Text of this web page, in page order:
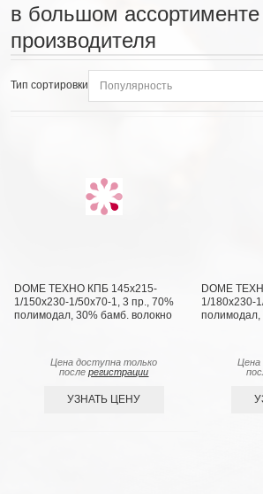
в большом
производителя
Тип сортировки
DOME ТЕХНО КПБ 145х215-
1/150х230-1/50х70-1, 3 пр., 70%
полимодал, 30% бамб. волокно
Цена доступна только
послерегистрации
УЗНАТЬ ЦЕНУ
DOME
1/180х230-
полимодал,
Цена